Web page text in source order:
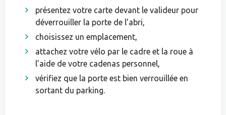
présentez votre carte devant le valideur pour
déverrouiller la porte de l’abri,
choisissez un emplacement,
attachez votre vélo par le cadre et la roue à
l’aide de votre cadenas personnel,
vérifiez que la porte est bien verrouillée en
sortant du parking.